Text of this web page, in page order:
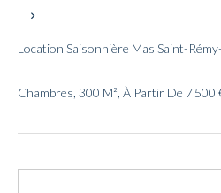
Location Saisonnière Mas Saint-
Chambres, 300 M², À Partir De 7 500